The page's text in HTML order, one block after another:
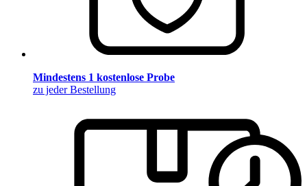
Mindestens 1 kostenlose Probe
zu jeder Bestellung